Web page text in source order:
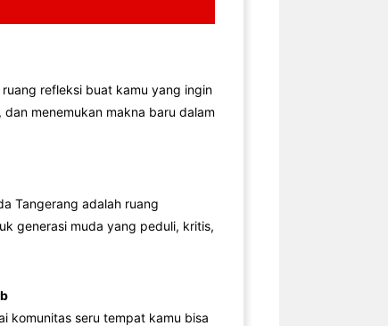
ruang refleksi buat kamu yang ingin
dan menemukan makna baru dalam
Tangerang adalah ruang
generasi muda yang peduli, kritis,
komunitas seru tempat kamu bisa